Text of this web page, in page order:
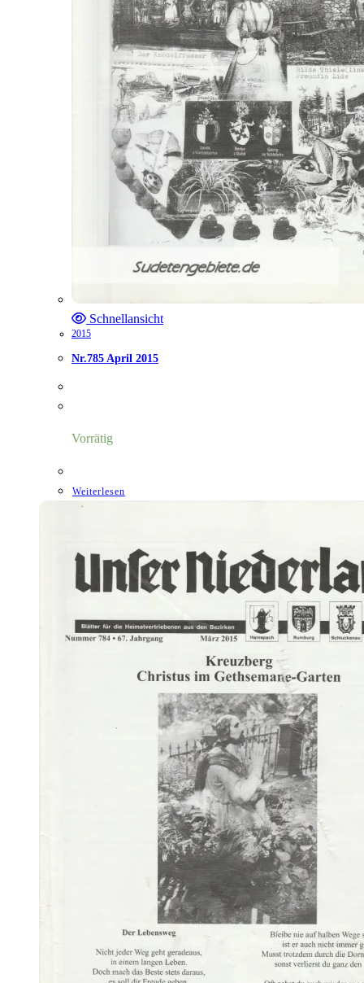
Schnellansicht
2015
Nr.785 April 2015
Vorrätig
Weiterlesen